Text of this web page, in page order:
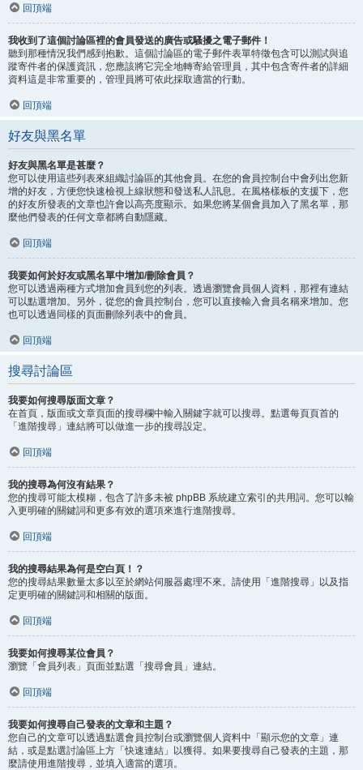
回頂端
我收到了這個討論區裡的會員發送的廣告或騷擾之電子郵件！
聽到那種情況我們感到抱歉。這個討論區的電子郵件表單特徵包含可以測試與追
蹤寄件者的保護資訊，您應該將它完全地轉寄給管理員，其中包含寄件者的詳細
資料這是非常重要的，管理員將可依此採取適當的行動。
回頂端
好友與黑名單
好友與黑名單是甚麼？
您可以使用這些列表來組織討論區的其他會員。在您的會員控制台中會列出您新
增的好友，方便您快速檢視上線狀態和發送私人訊息。在風格樣板的支援下，您
的好友所發表的文章也許會以高亮度顯示。如果您將某個會員加入了黑名單，那
麼他們發表的任何文章都將自動隱藏。
回頂端
我要如何於好友或黑名單中增加/刪除會員？
您可以透過兩種方式增加會員到您的列表。透過瀏覽會員個人資料，那裡有連結
可以點選增加。另外，從您的會員控制台，您可以直接輸入會員名稱來增加。您
也可以透過同樣的頁面刪除列表中的會員。
回頂端
搜尋討論區
我要如何搜尋版面文章？
在首頁，版面或文章頁面的搜尋欄中輸入關鍵字就可以搜尋。點選每頁頁首的
「進階搜尋」連結將可以做進一步的搜尋設定。
回頂端
我的搜尋為何沒有結果？
您的搜尋可能太模糊，包含了許多未被 phpBB 系統建立索引的共用詞。您可以輸
入更明確的關鍵詞和更多有效的選項來進行進階搜尋。
回頂端
我的搜尋結果為何是空白頁！？
您的搜尋結果數量太多以至於網站伺服器處理不來。請使用「進階搜尋」以及指
定更明確的關鍵詞和相關的版面。
回頂端
我要如何搜尋某位會員？
瀏覽「會員列表」頁面並點選「搜尋會員」連結。
回頂端
我要如何搜尋自己發表的文章和主題？
您自己的文章可以透過點選會員控制台或瀏覽個人資料中「顯示您的文章」連
結，或是點選討論區上方「快速連結」以獲得。如果要搜尋自己發表的主題，那
麼請使用進階搜尋，並填入適當的選項。